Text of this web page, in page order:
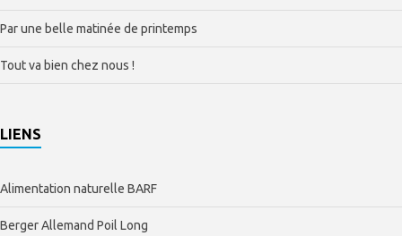
Par une belle matinée de printemps
Tout va bien chez nous !
LIENS
Alimentation naturelle BARF
Berger Allemand Poil Long